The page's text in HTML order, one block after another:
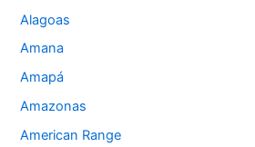
Alagoas
Amana
Amapá
Amazonas
American Range